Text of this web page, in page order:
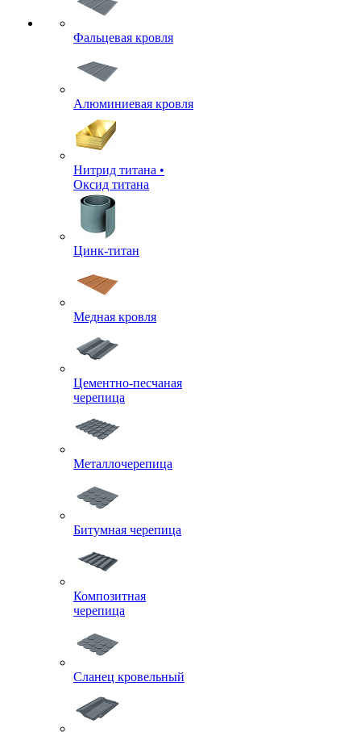
Фальцевая кровля
Алюминиевая кровля
Нитрид титана •
Оксид титана
Цинк-титан
Медная кровля
Цементно-песчаная
черепица
Металлочерепица
Битумная черепица
Композитная
черепица
Сланец кровельный